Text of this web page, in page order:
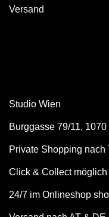
Versand
Studio Wien
Burggasse 79/11, 1070
Private Shopping nach
Click & Collect möglich
24/7 im Onlineshop